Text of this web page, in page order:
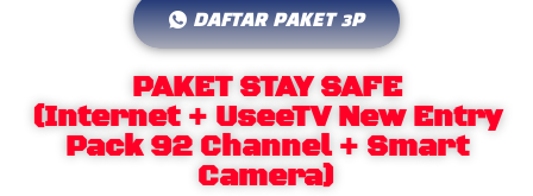
DAFTAR PAKET 3P
PAKET STAY SAFE
(Internet + UseeTV New Entry
Pack 92 Channel + Smart
Camera)